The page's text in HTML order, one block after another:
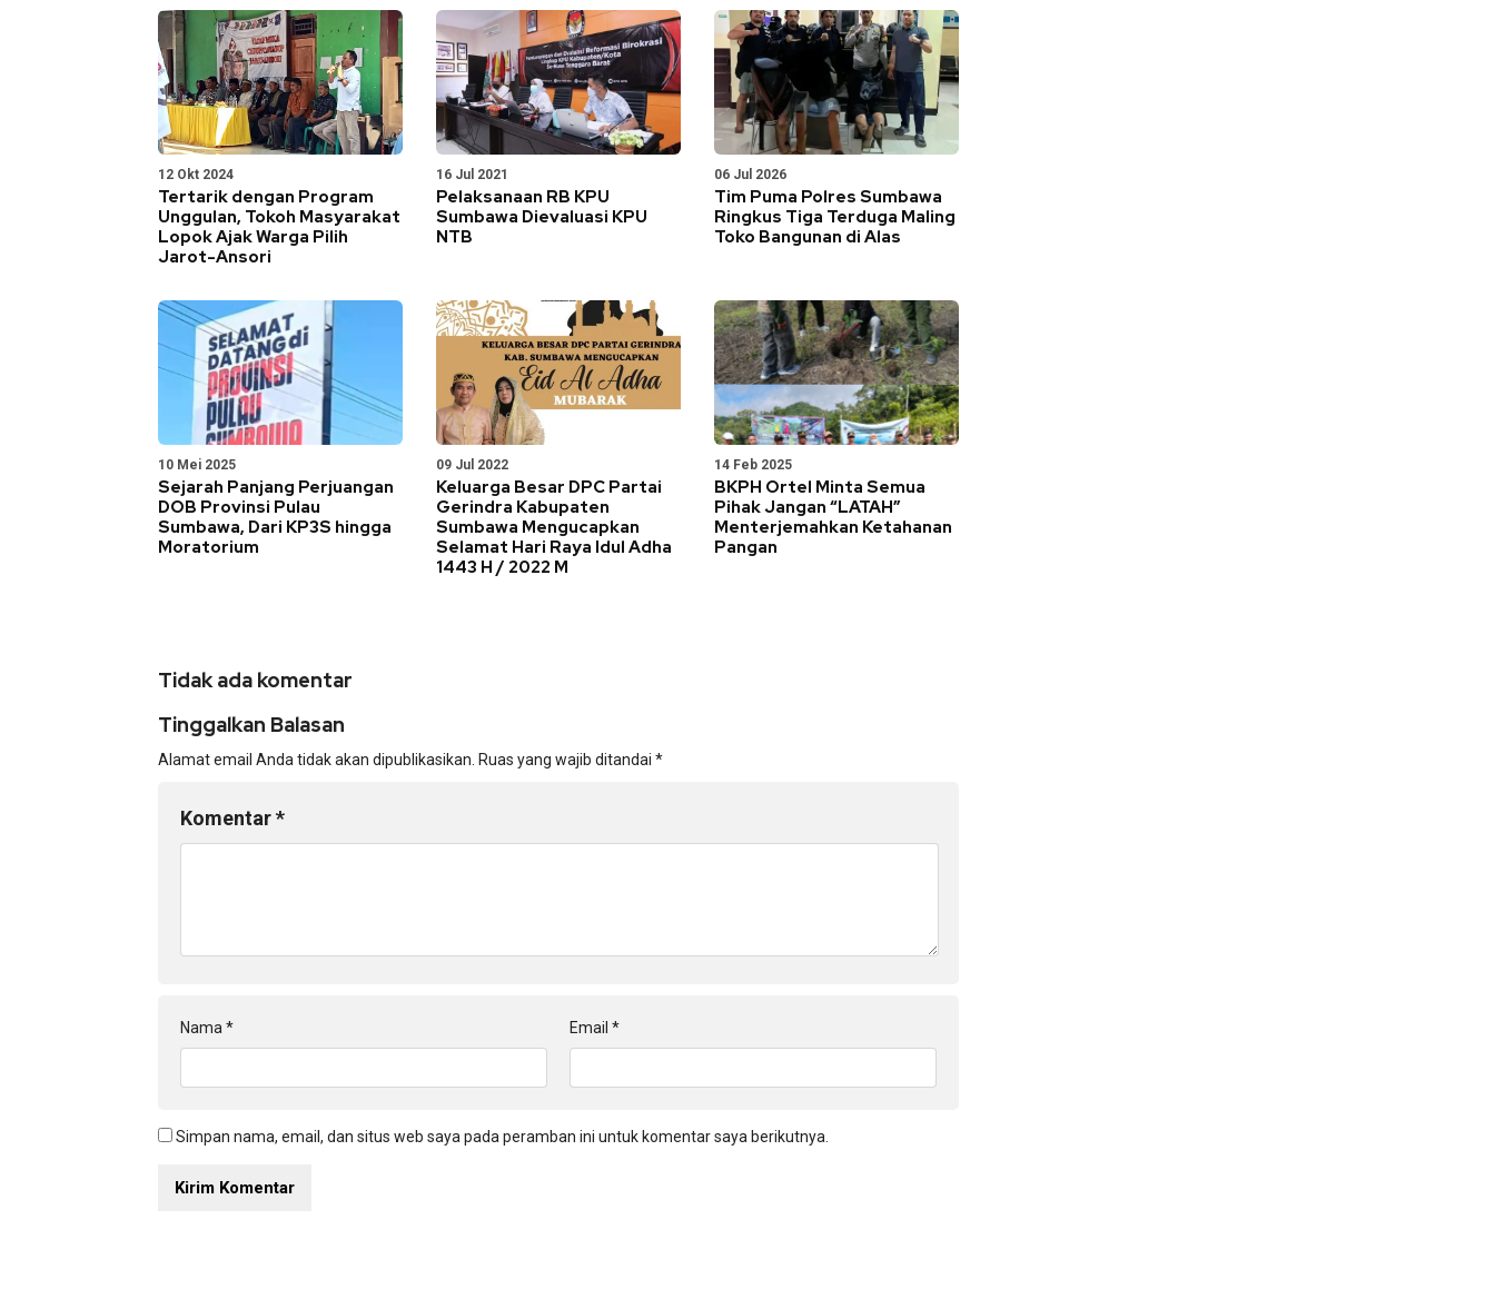
12 Okt 2024
Tertarik dengan Program
Unggulan, Tokoh Masyarakat
Lopok Ajak Warga Pilih
Jarot-Ansori
16 Jul 2021
Pelaksanaan RB KPU
Sumbawa Dievaluasi KPU
NTB
06 Jul 2026
Tim Puma Polres Sumbawa
Ringkus Tiga Terduga Maling
Toko Bangunan di Alas
10 Mei 2025
Sejarah Panjang Perjuangan
DOB Provinsi Pulau
Sumbawa, Dari KP3S hingga
Moratorium
09 Jul 2022
Keluarga Besar DPC Partai
Gerindra Kabupaten
Sumbawa Mengucapkan
Selamat Hari Raya Idul Adha
1443 H / 2022 M
14 Feb 2025
BKPH Ortel Minta Semua
Pihak Jangan “LATAH”
Menterjemahkan Ketahanan
Pangan
Tidak ada komentar
Tinggalkan Balasan
Alamat email Anda tidak akan dipublikasikan. Ruas yang wajib ditandai *
Komentar*
Nama * Email *
Simpan nama, email, dan situs web saya pada peramban ini untuk komentar saya berikutnya.